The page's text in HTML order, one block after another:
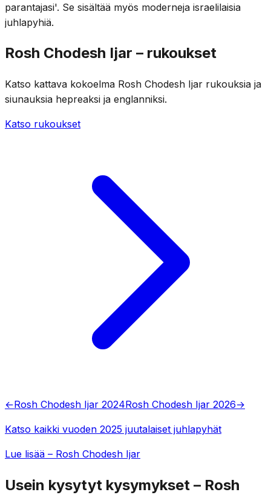
parantajasi'. Se sisältää myös moderneja israelilaisia
juhlapyhiä.
Rosh Chodesh Ijar – rukoukset
Katso kattava kokoelma Rosh Chodesh Ijar rukouksia ja
siunauksia hepreaksi ja englanniksi.
Katso rukoukset
←Rosh Chodesh Ijar 2024Rosh Chodesh Ijar 2026→
Katso kaikki vuoden 2025 juutalaiset juhlapyhät
Lue lisää – Rosh Chodesh Ijar
Usein kysytyt kysymykset – Rosh